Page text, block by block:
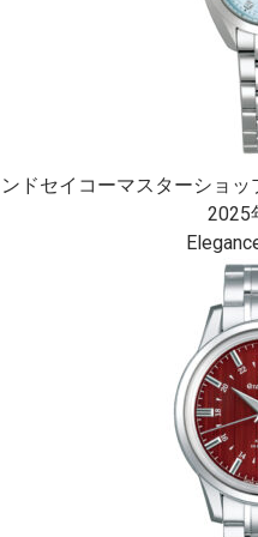
ドセイコーマスターショ
2025